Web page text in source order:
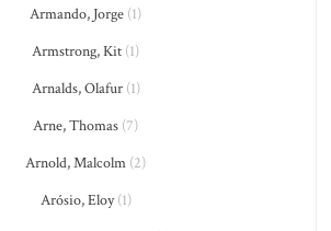
Armando, Jorge (1)
Armstrong, Kit (1)
Arnalds, Olafur(1)
Arne, Thomas (7)
Arnold, Malcolm (2)
Arósio, Eloy(1)